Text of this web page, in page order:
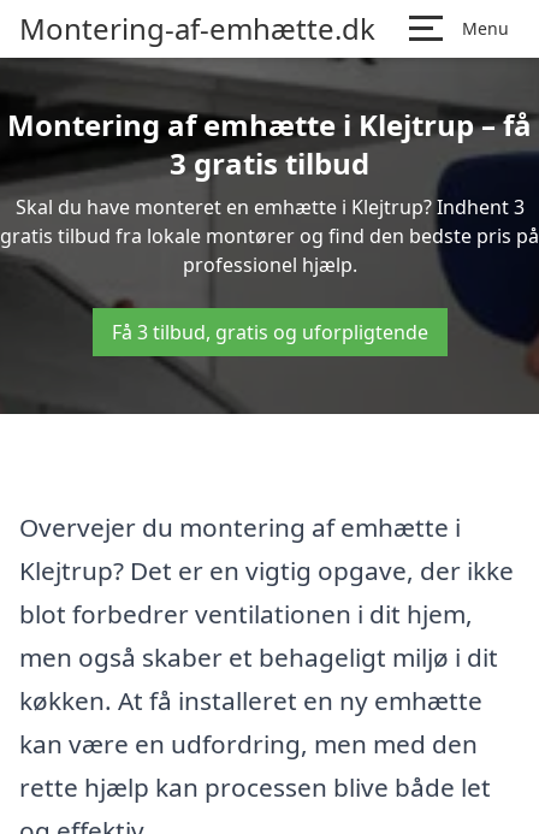
Montering-af-emhætte.dk Menu
Montering af emhætte i Klejtrup – få
3 gratis tilbud
Skal du have monteret en emhætte i Klejtrup? Indhent 3
gratis tilbud fra lokale montører og find den bedste pris på
professionel hjælp.
Få 3 tilbud, gratis og uforpligtende
Overvejer du montering af emhætte i
Klejtrup? Det er en vigtig opgave, der ikke
blot forbedrer ventilationen i dit hjem,
men også skaber et behageligt miljø i dit
køkken. At få installeret en ny emhætte
kan være en udfordring, men med den
rette hjælp kan processen blive både let